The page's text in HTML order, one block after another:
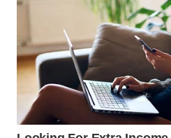
TAPANULI
SELATAN
WN
TANJUNG
LESUNG